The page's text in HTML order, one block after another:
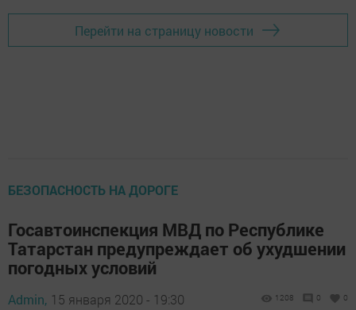
Перейти на страницу новости
БЕЗОПАСНОСТЬ НА ДОРОГЕ
Госавтоинспекция МВД по Республике
Татарстан предупреждает об ухудшении
погодных условий
Admin, 15 января 2020 - 19:30 1208 0 0